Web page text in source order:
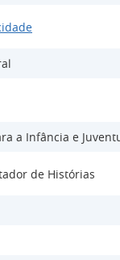
a Infância e
de Histórias